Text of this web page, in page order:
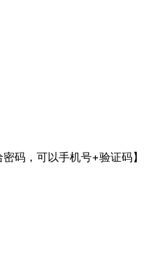
码，可以手机号+验证码】